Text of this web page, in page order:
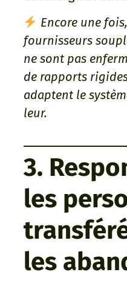
Encore une
fournisseurs
ne sont pas
de rapports
adaptent le
leur.
3.
les
les